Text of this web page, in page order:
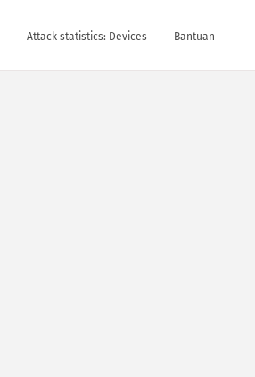
Attack statistics: Devices Bantuan